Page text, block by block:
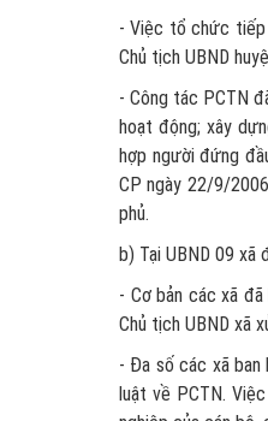
- Việc tổ chức tiếp
Chủ tịch UBND
- Công tác PCTN
hoạt động; xây
hợp người đứng
CP ngày 22/9/
phủ.
b) Tại UBND 09 xã
- Cơ bản các xã
Chủ tịch UBND xã
- Đa số các xã ban
luật về PCTN.